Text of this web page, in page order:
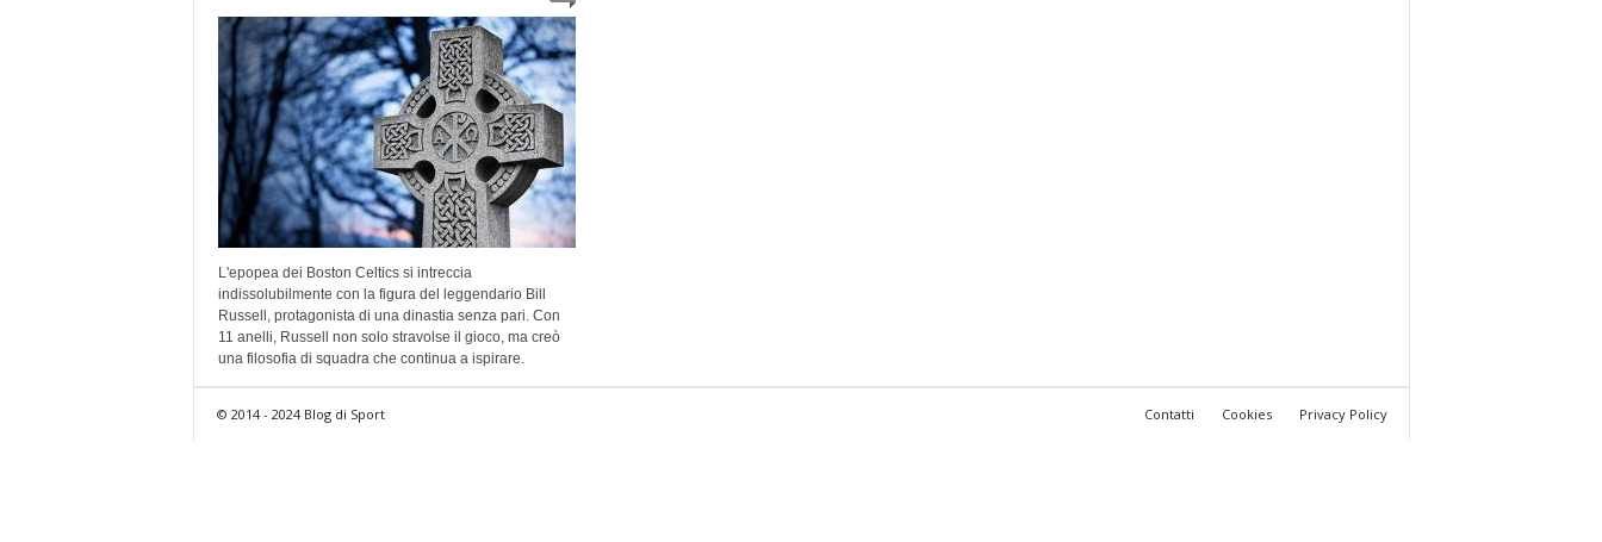
L'epopea dei Boston Celtics si intreccia
indissolubilmente con la figura del leggendario Bill
Russell, protagonista di una dinastia senza pari. Con
11 anelli, Russell non solo stravolse il gioco, ma creò
una filosofia di squadra che continua a ispirare.
Contatti Cookies Privacy Policy
© 2014 - 2024 Blog di Sport